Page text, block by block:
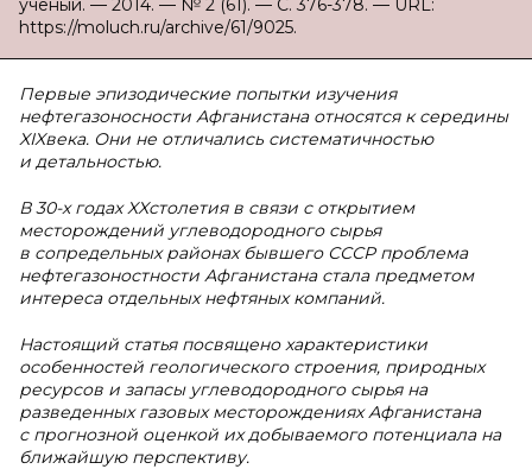
ученый. — 2014. — № 2 (61). — С. 376-378. — URL:
https://moluch.ru/archive/61/9025.
Первые эпизодические попытки изучения
нефтегазоносности Афганистана относятся к середины
XIXвека. Они не отличались систематичностью
и детальностью.
В 30-х годах XXстолетия в связи с открытием
месторождений углеводородного сырья
в сопредельных районах бывшего СССР проблема
нефтегазоностности Афганистана стала предметом
интереса отдельных нефтяных компаний.
Настоящий статья посвящено характеристики
особенностей геологического строения, природных
ресурсов и запасы углеводородного сырья на
разведенных газовых месторождениях Афганистана
с прогнозной оценкой их добываемого потенциала на
ближайшую перспективу.